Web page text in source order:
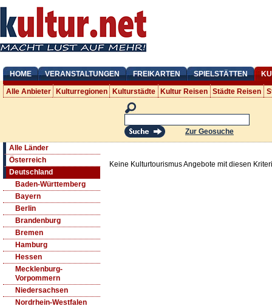
HOME VERANSTALTUNGEN FREIKARTEN SPIELSTÄTTEN
Alle Anbieter Kulturregionen Kulturstädte Kultur Reisen Städte Reisen
Zur Geosuche
Alle Länder
Österreich
Deutschland
Baden-Württemberg
Bayern
Berlin
Brandenburg
Bremen
Hamburg
Hessen
Mecklenburg-
Vorpommern
Niedersachsen
Nordrhein-Westfalen
Keine Kulturtourismus Angebote mit diesen